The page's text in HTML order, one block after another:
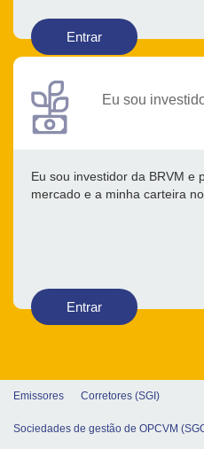
Entrar
Eu sou
Eu sou investidor da BRVM e
mercado e a minha carteira
Entrar
Emissores Corretores (SGI)
Sociedades de gestão de OPCVM